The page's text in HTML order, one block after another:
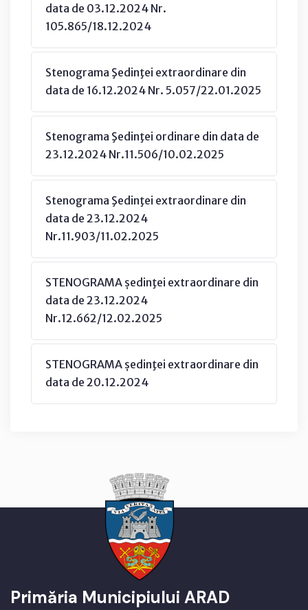
data de 03.12.2024 Nr.
105.865/18.12.2024
Stenograma Şedinţei extraordinare din
data de 16.12.2024 Nr. 5.057/22.01.2025
Stenograma Şedinţei ordinare din data de
23.12.2024 Nr.11.506/10.02.2025
Stenograma Şedinţei extraordinare din
data de 23.12.2024
Nr.11.903/11.02.2025
STENOGRAMA ședinţei extraordinare din
data de 23.12.2024
Nr.12.662/12.02.2025
STENOGRAMA ședinţei extraordinare din
data de 20.12.2024
Primăria Municipiului ARAD